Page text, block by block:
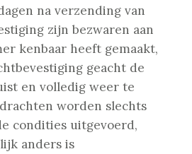
na verzending van
zijn bezwaren aan
kenbaar heeft gemaakt,
geacht de
en volledig weer te
worden slechts
condities uitgevoerd,
anders is